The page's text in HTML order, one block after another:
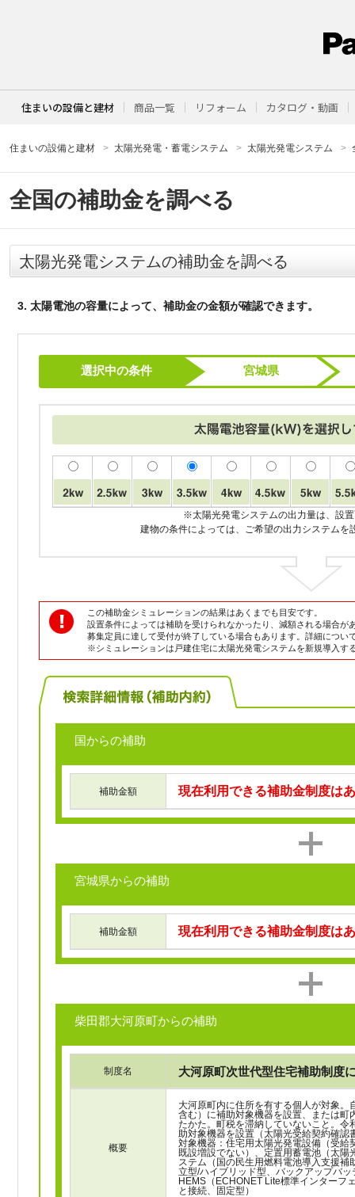
住まいの設備と建材 商品一覧 リフォーム カタログ・動画
住まいの設備と建材 太陽光発電・蓄電システム 太陽光発電システム
全国の補助金を調べる
太陽光発電システムの補助金を調べる
3. 太陽電池の容量によって、補助金の金額が確認できます。
選択中の条件 宮城県
※太陽光発電システムの出力量は、設
建物の条件によっては、ご希望の出力システムを
この補助金シミュレーションの結果はあくまでも目安です。
設置条件によっては補助を受けられなかったり、減額される場合が
募集定員に達して受付が終了している場合もあります。詳細につい
※シミュレーションは戸建住宅に太陽光発電システムを新規導入す
国からの補助
補助金額 現在利用できる補助金制度は
宮城県からの補助
補助金額 現在利用できる補助金制度は
柴田郡大河原町からの補助
制度名 大河原町次世代型住宅補助制度
概要
大河原町内に住所を有する個人が対象
含む）に補助対象機器を設置、または
たかた。町税を滞納していないこと。
助対象機器を設置（太陽光受給契約確
対象機器：住宅用太陽光発電設備（受
既設増設でない）、定置用蓄電池（太
ステム（国の民生用燃料電池導入支援
立型/ハイブリッド型、バックアップバ
HEMS（ECHONET Lite標準インターフ
と接続、固定型）